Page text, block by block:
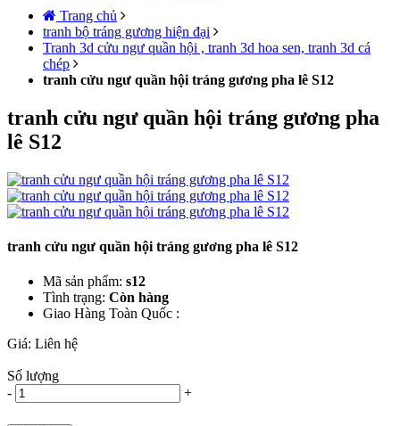
Trang chủ
tranh bộ tráng gương hiện đại
Tranh 3d cửu ngư quần hội , tranh 3d hoa sen, tranh 3d cá
chép
tranh cửu ngư quần hội tráng gương pha lê S12
tranh cửu ngư quần hội tráng gương pha
lê S12
tranh cửu ngư quần hội tráng gương pha lê S12
Mã sản phẩm: s12
Tình trạng: Còn hàng
Giao Hàng Toàn Quốc :
Giá: Liên hệ
Số lượng
-
+